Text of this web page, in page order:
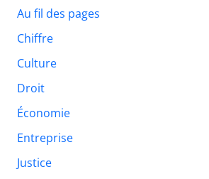
Au fil des pages
Chiffre
Culture
Droit
Économie
Entreprise
Justice